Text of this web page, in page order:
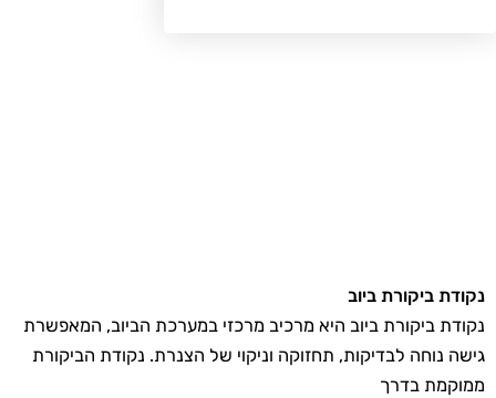
ביקורת ביוב
ביקורת ביוב היא מרכיב מרכזי במערכת הביוב, המאפשרת
נוחה לבדיקות, תחזוקה וניקוי של הצנרת. נקודת הביקורת
בדרך